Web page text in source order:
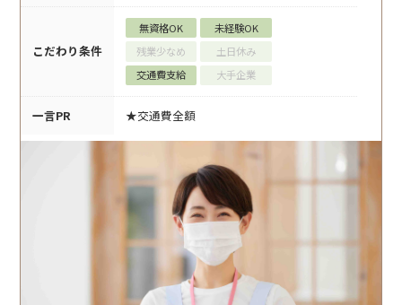
こだわり条件
無資格OK
未経験OK
残業少なめ
土日休み
交通費支給
大手企業
一言PR ★交通費全額